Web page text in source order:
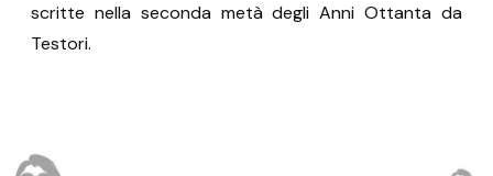
scritte nella seconda metà degli Anni Ottanta da
Testori.